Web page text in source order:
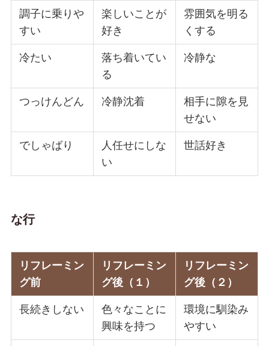
調子に乗りや
すい
楽しいことが
好き
雰囲気を明る
くする
冷たい
落ち着いてい
る
冷静な
つっけんどん 冷静沈着
相手に隙を見
せない
でしゃばり
人任せにしな
い
世話好き
な行
リフレーミン
グ前
リフレーミン
グ後（１）
リフレーミン
グ後（２）
長続きしない
色々なことに
興味を持つ
環境に馴染み
やすい